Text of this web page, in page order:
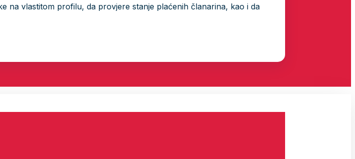
na vlastitom profilu, da provjere stanje plaćenih članarina, kao i da